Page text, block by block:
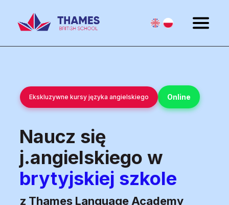
Ekskluzywne kursy języka angielskiego Online
Naucz się
j.angielskiego w
brytyjskiej szkole
z Thames Language Academy